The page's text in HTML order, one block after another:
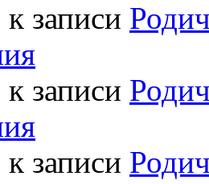
к записи
к записи
к записи